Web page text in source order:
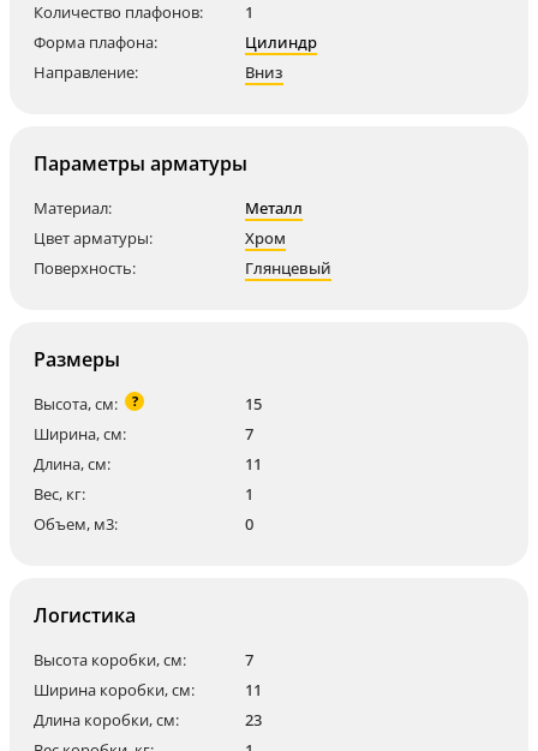
Количество плафонов:
1
Форма плафона:
Цилиндр
Направление:
Вниз
Параметры арматуры
Материал:
Металл
Цвет арматуры:
Хром
Поверхность:
Глянцевый
Размеры
Высота, см: ?
15
Ширина, см:
7
Длина, см:
11
Вес, кг:
1
Объем, м3:
0
Логистика
Высота коробки, см:
7
Ширина коробки, см:
11
Длина коробки, см:
23